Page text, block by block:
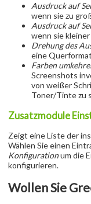
Ausdruck auf
wenn sie zu
Ausdruck auf
wenn sie
Drehung des
eine
Farben
Screenshots
von weißer
Toner/Tinte zu
Zusatzmodule
Zeigt eine Liste der
Wählen Sie einen
Konfigurationum die
konfigurieren.
Wollen Sie